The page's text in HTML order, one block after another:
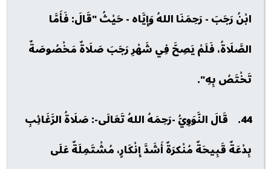
ابْنُ رَجَبَ - رَحِمَنَا اللهُ وَإِيَّاه - حَيْثُ "قَالَ: فَأَمَّا
الصَّلَاةُ، فَلَمْ يَصِحَّ فِي شَهْرِ رَجَبَ صَلَاةٌ مَخْصُوصَةٌ
تَخْتَصُ بِهِ".
44. قَالَ النَّوَوِيُّ -رَحِمَهُ اللهُ تَعَالَى-: صَلَاةُ الرَّغَائِبِ
بِدْعَةٌ قَبِيحَةٌ مُنْكرَةٌ أَشَدَّ إِنْكَارٍ، مُشْتَمِلَةٌ عَلَى